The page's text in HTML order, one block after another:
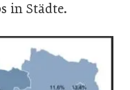
in Städte.